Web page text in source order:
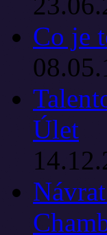
Co je
Úlet